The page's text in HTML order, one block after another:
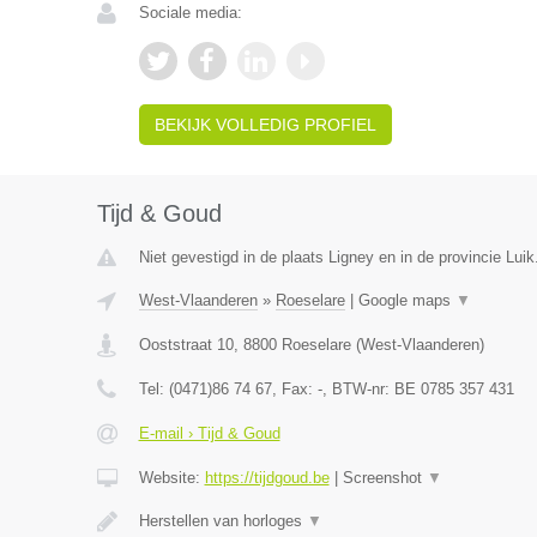
Sociale media:
BEKIJK VOLLEDIG PROFIEL
Tijd & Goud
Niet gevestigd in de plaats Ligney en in de provincie
West-Vlaanderen» Roeselare| Google maps ▼
Ooststraat 10, 8800 Roeselare(West-Vlaanderen)
Tel: (0471)86 74 67, Fax: -, BTW-nr: BE 0785 357 431
E-mail › Tijd & Goud
Website: https://tijdgoud.be| Screenshot ▼
Herstellen van horloges ▼